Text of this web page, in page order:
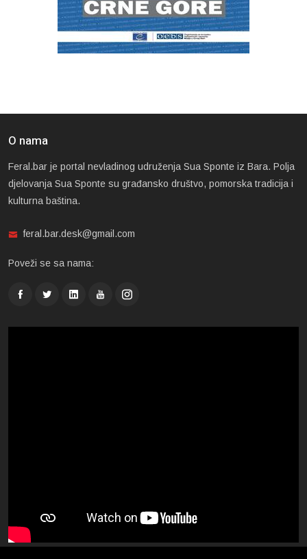
O nama
Feral.bar je portal nevladinog udruženja Sua Sponte iz Bara. Polja
djelovanja Sua Sponte su građansko društvo, pomorska tradicija i
kulturna baština.
feral.bar.desk@gmail.com
Poveži se sa nama: